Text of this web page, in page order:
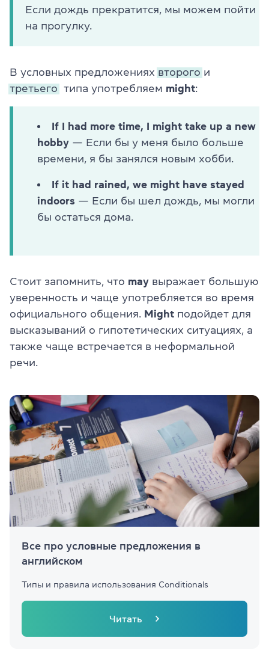
Если дождь прекратится, мы можем пойти
на прогулку.
В условных предложениях второго и
третьего
типа употребляем might:
If I had more time, I might take up a new
hobby — Если бы у меня было больше
времени, я бы занялся новым хобби.
If it had rained, we might have stayed
indoors — Если бы шел дождь, мы могли
бы остаться дома.
Стоит запомнить, что may выражает большую
уверенность и чаще употребляется во время
официального общения. Might подойдет для
высказываний о гипотетических ситуациях, а
также чаще встречается в неформальной
речи.
Все про условные предложения в
английском
Типы и правила использования Conditionals
Читать